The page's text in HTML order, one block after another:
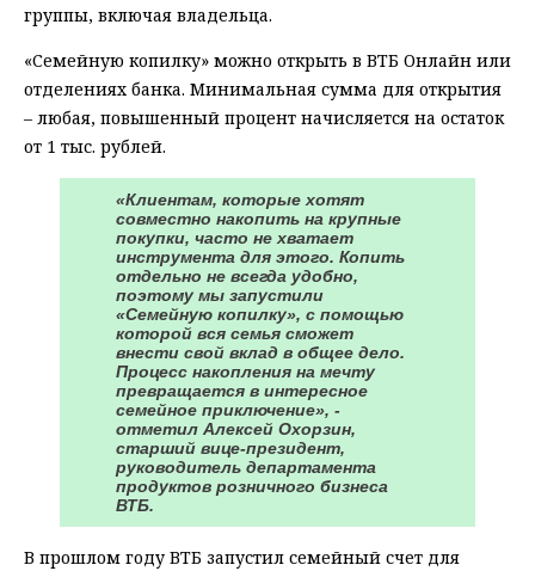
группы, включая владельца.
«Семейную копилку» можно открыть в ВТБ Онлайн или
отделениях банка. Минимальная сумма для открытия
– любая, повышенный процент начисляется на остаток
от 1 тыс. рублей.
«Клиентам, которые хотят
совместно накопить на крупные
покупки, часто не хватает
инструмента для этого. Копить
отдельно не всегда удобно,
поэтому мы запустили
«Семейную копилку», с помощью
которой вся семья сможет
внести свой вклад в общее дело.
Процесс накопления на мечту
превращается в интересное
семейное приключение», -
отметил Алексей Охорзин,
старший вице-президент,
руководитель департамента
продуктов розничного бизнеса
ВТБ.
В прошлом году ВТБ запустил семейный счет для